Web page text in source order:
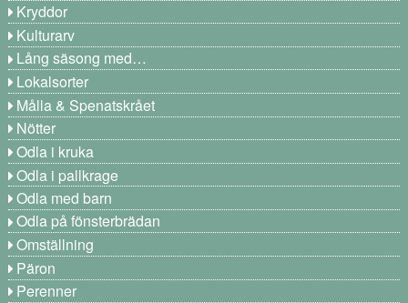
Kryddor
Kulturarv
Lång säsong med…
Lokalsorter
Målla & Spenatskrået
Nötter
Odla i kruka
Odla i pallkrage
Odla med barn
Odla på fönsterbrädan
Omställning
Päron
Perenner